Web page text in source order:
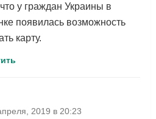
у граждан Украины в
появилась возможность
карту.
2019 в 20:23